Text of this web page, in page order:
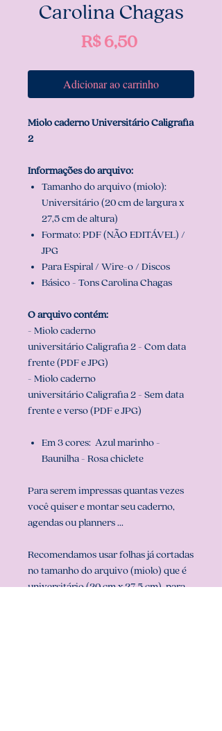
Carolina Chagas
R$ 6,50Preço
Adicionar ao carrinho
Miolo caderno Universitário Caligrafia
2
Informações do arquivo:
Tamanho do arquivo (miolo):
Universitário (20 cm de largura x
27,5 cm de altura)
Formato: PDF (NÃO EDITÁVEL) /
JPG
Para Espiral / Wire-o / Discos
Básico - Tons Carolina Chagas
O arquivo contém:
- Miolo caderno
universitário Caligrafia 2 - Com data
frente (PDF e JPG)
- Miolo caderno
universitário Caligrafia 2 - Sem data
frente e verso (PDF e JPG)
Em 3 cores: Azul marinho -
Baunilha - Rosa chiclete
Para serem impressas quantas vezes
você quiser e montar seu caderno,
agendas ou planners ...
Recomendamos usar folhas já cortadas
no tamanho do arquivo (miolo) que é
universitário (20 cm x 27,5 cm), para